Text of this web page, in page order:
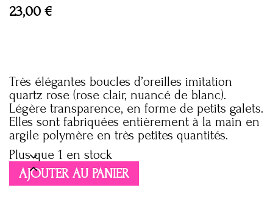
23,00 €
Très élégantes boucles d’oreilles imitation
quartz rose (rose clair, nuancé de blanc).
Légère transparence, en forme de petits galets.
Elles sont fabriquées entièrement à la main en
argile polymère en très petites quantités.
Plus que 1 en stock
quantité
deAJOUTER AU PANIER